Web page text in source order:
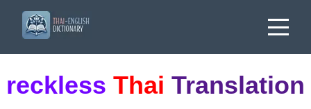
reckless Thai Translation